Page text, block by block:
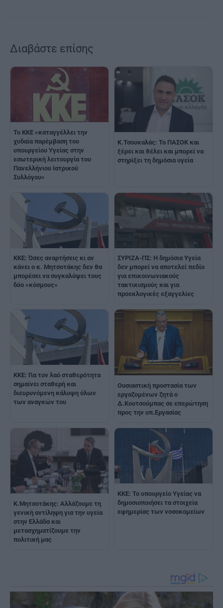
Διαβάστε επίσης
Το ΚΚΕ «καταγγέλλει την
χυδαία παρέμβαση του
υπουργείου Υγείας στην
εσωτερική λειτουργία του
Πανελλήνιου Ιατρικού
Συλλόγου»
Κ.Τσουκαλάς: Το ΠΑΣΟΚ και
ξέρει και θέλει και μπορεί να
στηρίξει τη δημόσια υγεία
KKE: Όσες αναρτήσεις κι αν
κάνει ο κ. Μητσοτάκης δεν θα
μπορέσει να συγκαλύψει τους
δύο «κόσμους»
ΣΥΡΙΖΑ-ΠΣ: Η δημόσια Υγεία
δεν μπορεί να αποτελεί πεδίο
για επικοινωνιακούς
τακτικισμούς και για
προεκλογικές εξαγγελίες
ΚΚΕ: Για τον λαό σταθερότητα
σημαίνει σταθερή και
διευρυνόμενη κάλυψη όλων
των αναγκών του
Ουσιαστική προστασία των
εργαζομένων ζητά ο
Δ.Κουτσούμπας σε επερώτηση
προς την υπ.Εργασίας
Κ.Μητσοτάκης: Aλλάζουμε τη
γενική αντίληψη για την υγεία
στην Ελλάδα και
μετασχηματίζουμε την
πολιτική μας
ΚΚΕ: Το υπουργείο Υγείας να
δημοσιοποιήσει τα στοιχεία
εφημερίας των νοσοκομείων